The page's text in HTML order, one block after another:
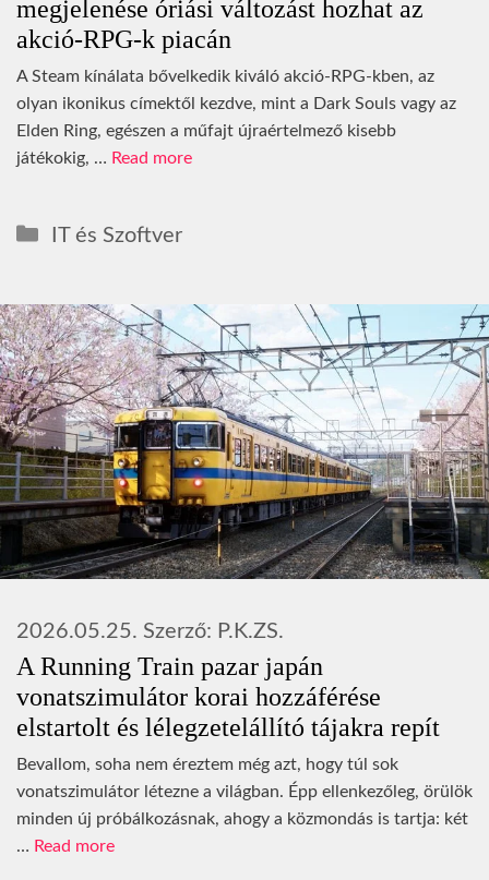
megjelenése óriási változást hozhat az
akció-RPG-k piacán
A Steam kínálata bővelkedik kiváló akció-RPG-kben, az
olyan ikonikus címektől kezdve, mint a Dark Souls vagy az
Elden Ring, egészen a műfajt újraértelmező kisebb
játékokig, … Read more
Kategória
IT és Szoftver
A Running Train pazar japán
vonatszimulátor korai hozzáférése
elstartolt és lélegzetelállító tájakra repít
2026.05.25. Szerző: P.K.ZS.
Bevallom, soha nem éreztem még azt, hogy túl sok
vonatszimulátor létezne a világban. Épp ellenkezőleg, örülök
minden új próbálkozásnak, ahogy a közmondás is tartja: két
… Read more